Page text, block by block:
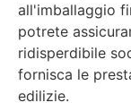
all'imballaggio
potrete
ridisperdibile
fornisca le
edilizie.